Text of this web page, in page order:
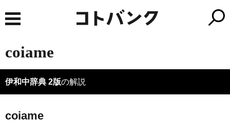
coiame
伊和中辞典 2版の解説
coiame